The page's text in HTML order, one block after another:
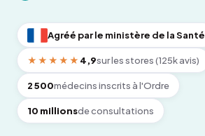
Agréé par le ministère de la Santé
★★★★★ 4,9sur les stores (125k avis)
2 500médecins inscrits à l'Ordre
10 millionsde consultations